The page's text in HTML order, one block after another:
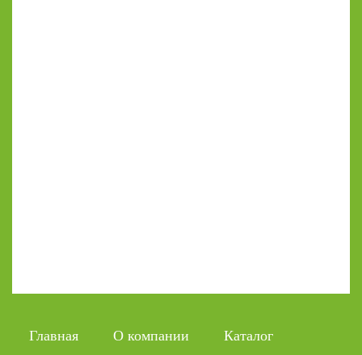
Главная О компании
Каталог